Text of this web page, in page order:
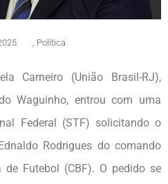
, Política
Carneiro (União Brasil-RJ),
Waguinho, entrou com uma
Federal (STF) solicitando o
Rodrigues do comando
de Futebol (CBF). O pedido se